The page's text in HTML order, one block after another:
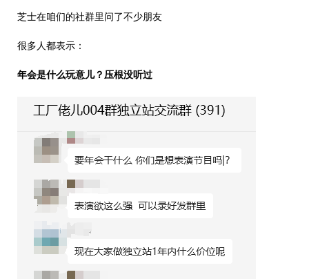
芝士在咱们的社群里问了不少朋友
很多人都表示：
年会是什么玩意儿？压根没听过